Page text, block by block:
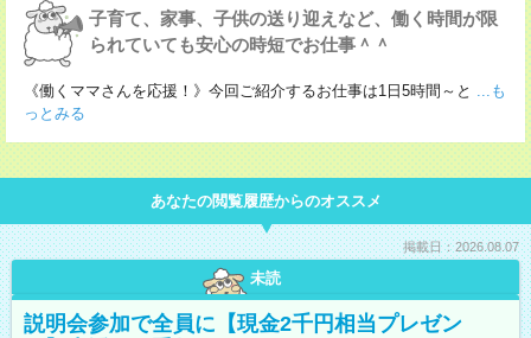
子育て、家事、子供の送り迎えなど、働く時間が限
られていても安心の時短でお仕事＾＾
《働くママさんを応援！》今回ご紹介するお仕事は1日5時間～と ...も
っとみる
あなたの閲覧履歴からのオススメ
掲載日：2026.08.07
未読
説明会参加で全員に【現金2千円相当プレゼン